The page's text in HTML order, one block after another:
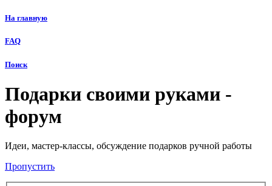
На главную
FAQ
Поиск
Подарки своими руками -
форум
Идеи, мастер-классы, обсуждение подарков ручной работы
Пропустить